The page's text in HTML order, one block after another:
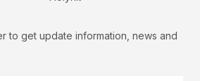
to get update information, news and